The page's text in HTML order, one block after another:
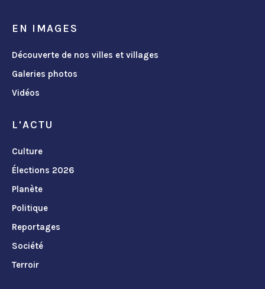
EN IMAGES
Découverte de nos villes et villages
Galeries photos
Vidéos
L'ACTU
Culture
Élections 2026
Planète
Politique
Reportages
Société
Terroir